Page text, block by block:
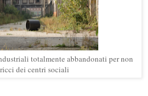
totalmente abbandonati per non
dei centri sociali